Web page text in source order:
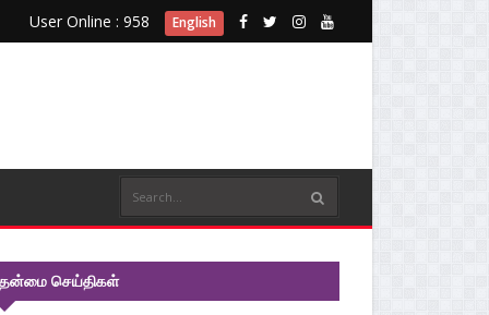
User Online : 958 English
செய்திகள்